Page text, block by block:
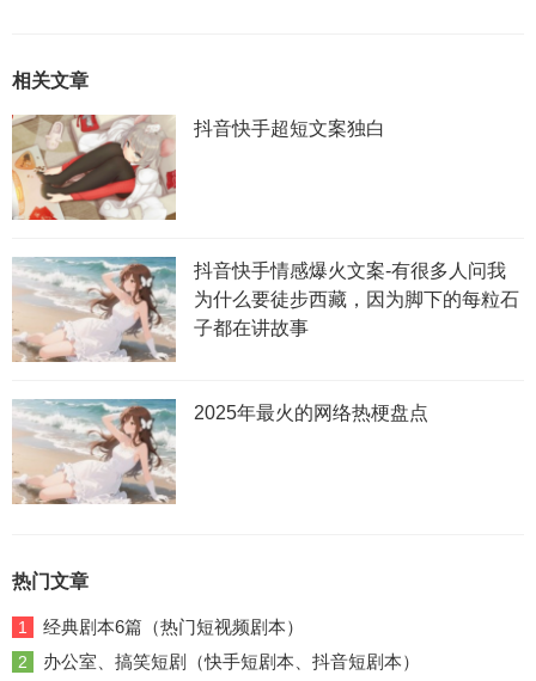
相关文章
抖音快手超短文案独白
抖音快手情感爆火文案-有很多人问我
为什么要徒步西藏，因为脚下的每粒石
子都在讲故事
2025年最火的网络热梗盘点
热门文章
1 经典剧本6篇（热门短视频剧本）
2 办公室、搞笑短剧（快手短剧本、抖音短剧本）